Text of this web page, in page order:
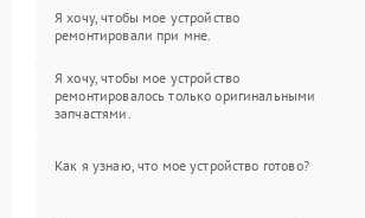
Я хочу, чтобы мое устройство
ремонтировали при мне.
Я хочу, чтобы мое устройство
ремонтировалось только оригинальными
запчастями.
Как я узнаю, что мое устройство готово?